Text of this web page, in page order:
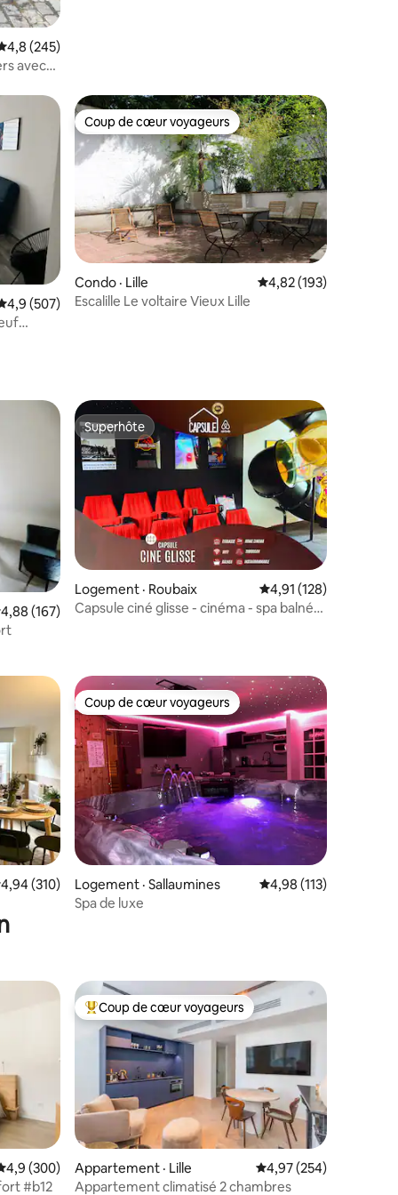
moyenne de 4,8 sur 5, 245 commentaires
4,8 (245)
avec
moyenne de 4,9 sur 5, 507 commentaires
4,9 (507)
Coup de cœur voyageurs
Coup de cœur voyageurs
Condo · Lille Note moyenne de
4,82 (193)
Escalille Le voltaire Vieux Lille
moyenne de 4,88 sur 5, 167 commentaires
4,88 (167)
Superhôte
Superhôte
Logement · Roubaix Note moyenne de
4,91 (128)
Capsule ciné glisse - cinéma - spa balnéo
plus aimés
moyenne de 4,94 sur 5, 310 commentaires
4,94 (310)
Coup de cœur voyageurs
Coup de cœur voyageurs
Logement · Sallaumines Note moyenne de
4,98 (113)
Spa de luxe
moyenne de 4,9 sur 5, 300 commentaires
4,9 (300)
#b12
Coup de cœur voyageurs parmi les plus aimés
Coup de cœur voyageurs
Appartement · Lille Note moyenne de
4,97 (254)
Appartement climatisé 2 chambres